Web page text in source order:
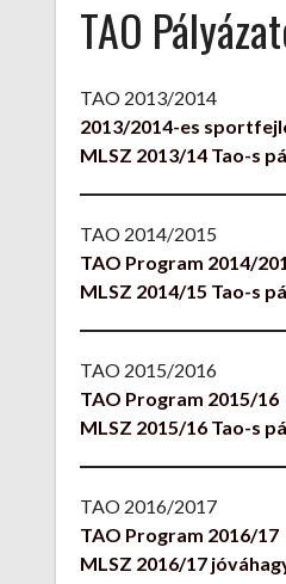
TAO
TAO 2013/2014
2013/2014-es
MLSZ 2013/14 Tao-s
TAO 2014/2015
TAO Program 2014/
MLSZ 2014/15 Tao-s
TAO 2015/2016
TAO Program 2015/16
MLSZ 2015/16 Tao-s
TAO 2016/2017
TAO Program 2016/17
MLSZ 2016/17